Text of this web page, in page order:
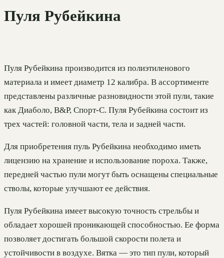
Пуля Рубейкина
Пуля Рубейкина производится из полиэтиленового
материала и имеет диаметр 12 калибра. В ассортименте
представлены различные разновидности этой пули, такие
как Диаболо, B&P, Спорт-С. Пуля Рубейкина состоит из
трех частей: головной части, тела и задней части.
Для приобретения пуль Рубейкина необходимо иметь
лицензию на хранение и использование пороха. Также,
передней частью пули могут быть оснащены специальные
стволы, которые улучшают ее действия.
Пуля Рубейкина имеет высокую точность стрельбы и
обладает хорошей проникающей способностью. Ее форма
позволяет достигать большой скорости полета и
устойчивости в воздухе. Вятка — это тип пули, который